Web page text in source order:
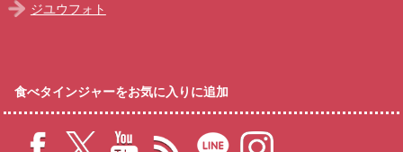
ジユウフォト
食べタインジャーをお気に入りに追加